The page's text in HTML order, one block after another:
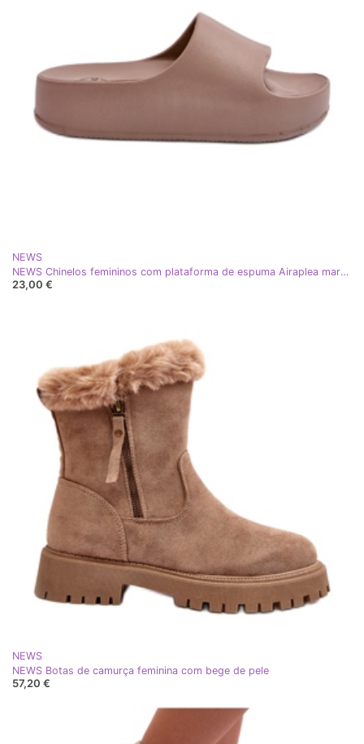
NEWS
NEWS Chinelos femininos com plataforma de espuma Airaplea marrom bege
23,00 €
NEWS
NEWS Botas de camurça feminina com bege de pele
57,20 €